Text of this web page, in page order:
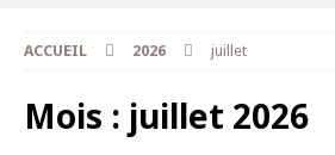
ACCUEIL 2026 juillet
Mois : juillet 2026